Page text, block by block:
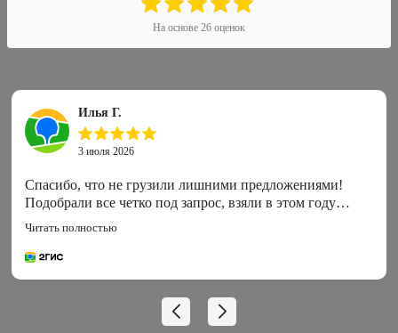
На основе 26 оценок
Илья Г.
3 июля 2026
Спасибо, что не грузили лишними предложениями!
Подобрали все четко под запрос, взяли в этом году
хорошую двушку в белозерском
Читать полностью